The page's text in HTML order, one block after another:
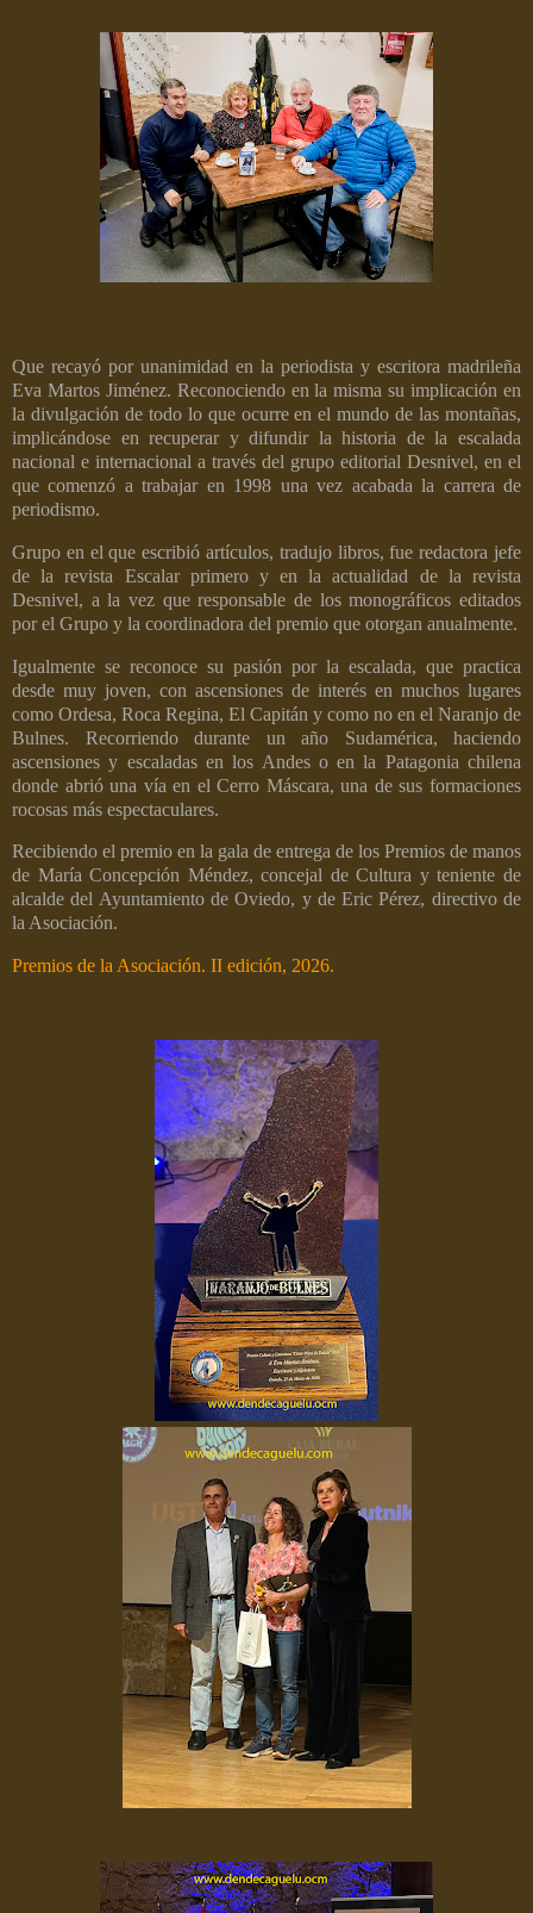
Que recayó por unanimidad en la periodista y escritora madrileña
Eva Martos Jiménez. Reconociendo en la misma su implicación en
la divulgación de todo lo que ocurre en el mundo de las montañas,
implicándose en recuperar y difundir la historia de la escalada
nacional e internacional a través del grupo editorial Desnivel, en el
que comenzó a trabajar en 1998 una vez acabada la carrera de
periodismo.
Grupo en el que escribió artículos, tradujo libros, fue redactora jefe
de la revista Escalar primero y en la actualidad de la revista
Desnivel, a la vez que responsable de los monográficos editados
por el Grupo y la coordinadora del premio que otorgan anualmente.
Igualmente se reconoce su pasión por la escalada, que practica
desde muy joven, con ascensiones de interés en muchos lugares
como Ordesa, Roca Regina, El Capitán y como no en el Naranjo de
Bulnes. Recorriendo durante un año Sudamérica, haciendo
ascensiones y escaladas en los Andes o en la Patagonia chilena
donde abrió una vía en el Cerro Máscara, una de sus formaciones
rocosas más espectaculares.
Recibiendo el premio en la gala de entrega de los Premios de manos
de María Concepción Méndez, concejal de Cultura y teniente de
alcalde del Ayuntamiento de Oviedo, y de Eric Pérez, directivo de
la Asociación.
Premios de la Asociación. II edición, 2026.